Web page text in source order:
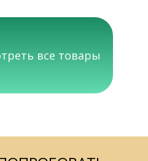
все товары